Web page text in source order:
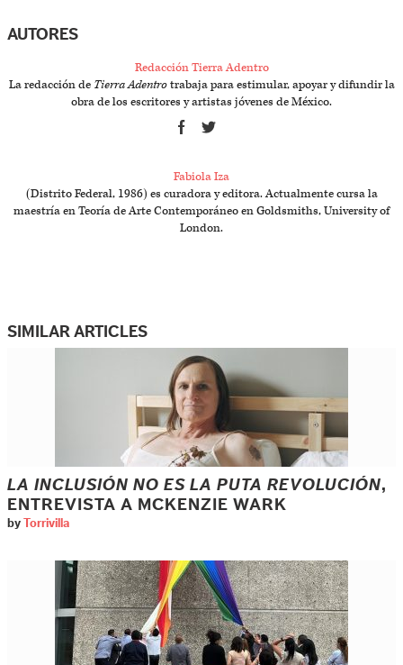
AUTORES
Redacción Tierra Adentro
La redacción de Tierra Adentrotrabaja para estimular, apoyar y difundir la
obra de los escritores y artistas jóvenes de México.
Fabiola Iza
(Distrito Federal, 1986) es curadora y editora. Actualmente cursa la
maestría en Teoría de Arte Contemporáneo en Goldsmiths, University of
London.
SIMILAR ARTICLES
LA INCLUSIÓN NO ES LA PUTA REVOLUCIÓN,
ENTREVISTA A MCKENZIE WARK
by Torrivilla